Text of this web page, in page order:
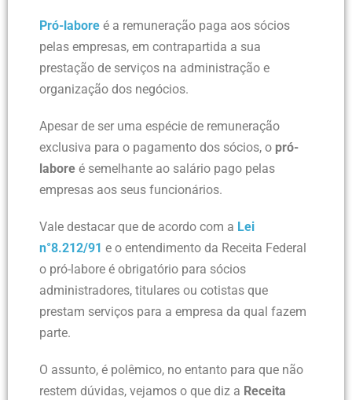
Pró-labore é a remuneração paga aos sócios
pelas empresas, em contrapartida a sua
prestação de serviços na administração e
organização dos negócios.
Apesar de ser uma espécie de remuneração
exclusiva para o pagamento dos sócios, o pró-
labore é semelhante ao salário pago pelas
empresas aos seus funcionários.
Vale destacar que de acordo com a Lei
n°8.212/91 e o entendimento da Receita Federal
o pró-labore é obrigatório para sócios
administradores, titulares ou cotistas que
prestam serviços para a empresa da qual fazem
parte.
O assunto, é polêmico, no entanto para que não
restem dúvidas, vejamos o que diz a Receita